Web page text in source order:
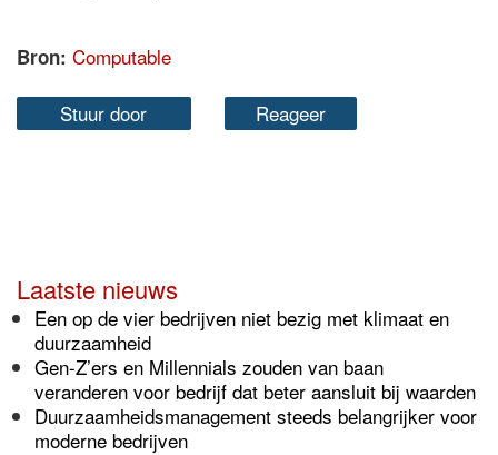
Bron: Computable
Stuur door Reageer
Laatste nieuws
Een op de vier bedrijven niet bezig met klimaat en
duurzaamheid
Gen-Z’ers en Millennials zouden van baan
veranderen voor bedrijf dat beter aansluit bij waarden
Duurzaamheidsmanagement steeds belangrijker voor
moderne bedrijven